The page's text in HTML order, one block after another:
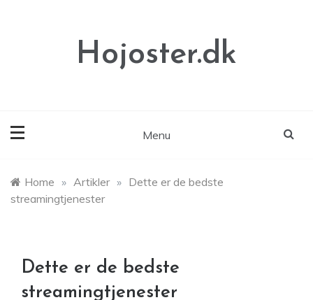
Hojoster.dk
Menu
Home » Artikler » Dette er de bedste
streamingtjenester
Dette er de bedste
streamingtjenester